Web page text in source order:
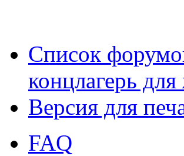
Список
концлагерь
Версия для
FAQ